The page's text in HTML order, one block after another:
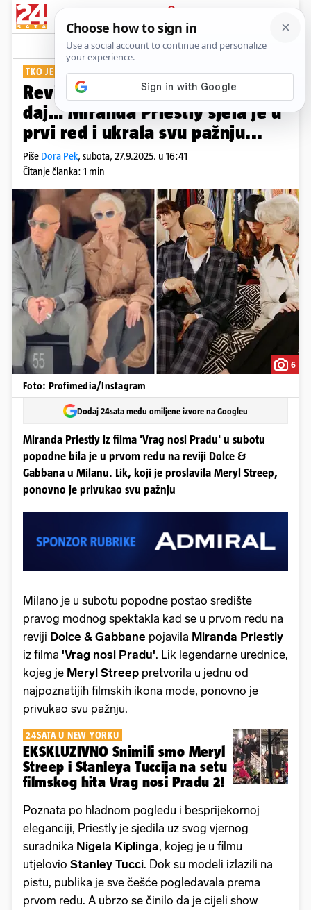
PRIJAVA
Show Komentari
TKO JE PORED NJE GLEDAO KOLEKCIJU?
Revija Dolce&Gabbane? Ma
daj… Miranda Priestly sjela je u
prvi red i ukrala svu pažnju...
Piše Dora Pek, subota, 27.9.2025. u 16:41
Čitanje članka: 1 min
6
Foto: Profimedia/Instagram
Dodaj 24sata među omiljene izvore na Googleu
Miranda Priestly iz filma 'Vrag nosi Pradu' u subotu
popodne bila je u prvom redu na reviji Dolce &
Gabbana u Milanu. Lik, koji je proslavila Meryl Streep,
ponovno je privukao svu pažnju
Milano je u subotu popodne postao središte
pravog modnog spektakla kad se u prvom redu na
reviji Dolce & Gabbane pojavila Miranda Priestly
iz filma 'Vrag nosi Pradu'. Lik legendarne urednice,
kojeg je Meryl Streep pretvorila u jednu od
najpoznatijih filmskih ikona mode, ponovno je
privukao svu pažnju.
24SATA U NEW YORKU
EKSKLUZIVNO Snimili smo Meryl
Streep i Stanleya Tuccija na setu
filmskog hita Vrag nosi Pradu 2!
Poznata po hladnom pogledu i besprijekornoj
eleganciji, Priestly je sjedila uz svog vjernog
suradnika Nigela Kiplinga, kojeg je u filmu
utjelovio Stanley Tucci. Dok su modeli izlazili na
pistu, publika je sve češće pogledavala prema
prvom redu. A ubrzo se činilo da je cijeli show